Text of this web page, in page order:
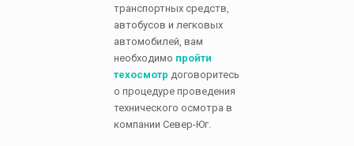
транспортных средств,
автобусов и легковых
автомобилей, вам
необходимо пройти
техосмотр договоритесь
о процедуре проведения
технического осмотра в
компании Север-Юг.